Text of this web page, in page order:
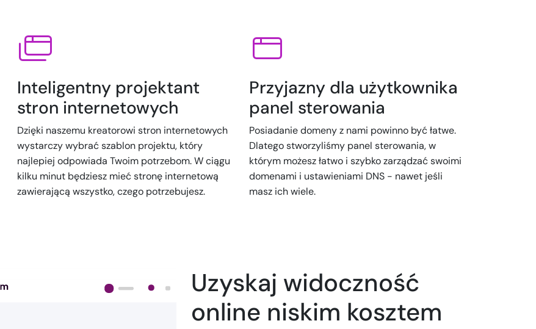
Inteligentny projektant
stron internetowych
Dzięki naszemu kreatorowi stron internetowych
wystarczy wybrać szablon projektu, który
najlepiej odpowiada Twoim potrzebom. W ciągu
kilku minut będziesz mieć stronę internetową
zawierającą wszystko, czego potrzebujesz.
Przyjazny dla użytkownika
panel sterowania
Posiadanie domeny z nami powinno być łatwe.
Dlatego stworzyliśmy panel sterowania, w
którym możesz łatwo i szybko zarządzać swoimi
domenami i ustawieniami DNS - nawet jeśli
masz ich wiele.
Uzyskaj widoczność
online niskim kosztem